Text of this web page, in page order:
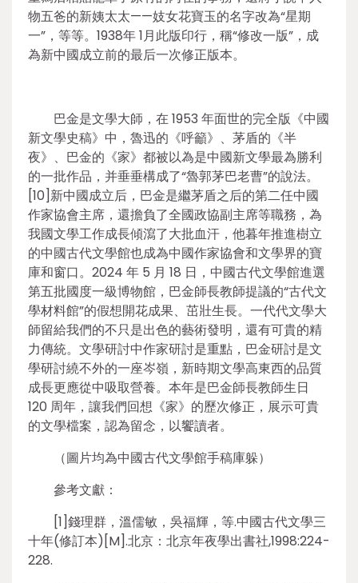
物五爸的新姨太太——妓女花寶玉的名字改為“星期
一”，等等。1938年 1月此版印行，稱“修改一版”，成
為新中國成立前的最后一次修正版本。
巴金是文學大師，在 1953 年面世的完全版《中國
新文學史稿》中，魯迅的《呼籲》、茅盾的《半
夜》、巴金的《家》都被以為是中國新文學最為勝利
的一批作品，并垂垂構成了“魯郭茅巴老曹”的說法。
[10]新中國成立后，巴金是繼茅盾之后的第二任中國
作家協會主席，還擔負了全國政協副主席等職務，為
我國文學工作成長傾瀉了大批血汗，他暮年推進樹立
的中國古代文學館也成為中國作家協會和文學界的寶
庫和窗口。2024 年 5 月 18 日，中國古代文學館進選
第五批國度一級博物館，巴金師長教師提議的“古代文
學材料館”的假想開花成果、茁壯生長。一代代文學大
師留給我們的不只是出色的藝術發明，還有可貴的精
力傳統。文學研討中作家研討是重點，巴金研討是文
學研討繞不外的一座岑嶺，新時期文學高東西的品質
成長更應從中吸取營養。本年是巴金師長教師生日
120 周年，讓我們回想《家》的歷次修正，展示可貴
的文學檔案，認為留念，以饗讀者。
（圖片均為中國古代文學館手稿庫躲）
參考文獻：
[1]錢理群，溫儒敏，吳福輝，等.中國古代文學三
十年(修訂本)[M].北京：北京年夜學出書社,1998:224-
228.